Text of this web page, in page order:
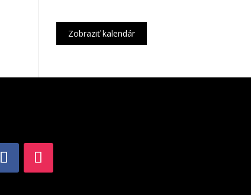
Zobraziť kalendár